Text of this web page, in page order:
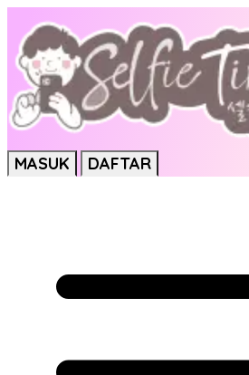
MASUK DAFTAR